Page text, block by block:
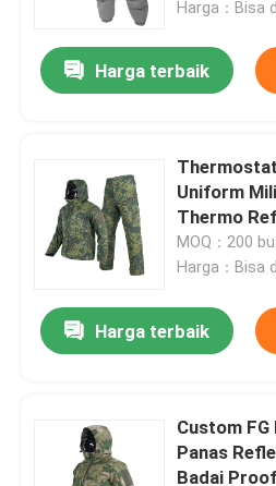
Tinggalkan
Kami akan segera
Kirimkan
Harga：Bisa
Harga terbaik
Uniform
Thermo
MOQ：200
Harga：Bisa
Harga terbaik
Custom
Panas
Badai Proof